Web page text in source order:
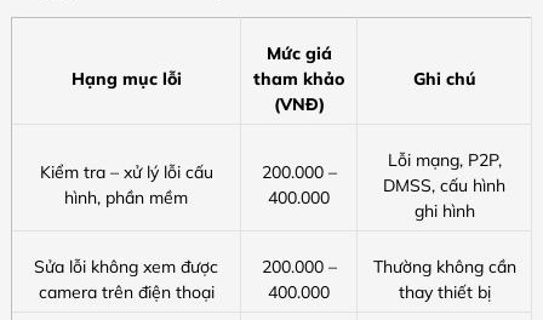
Hạng mục lỗi
Mức giá
tham khảo
(VNĐ)
Ghi chú
Kiểm tra – xử lý lỗi cấu
hình, phần mềm
200.000 –
400.000
Lỗi mạng, P2P,
DMSS, cấu hình
ghi hình
Sửa lỗi không xem được
camera trên điện thoại
200.000 –
400.000
Thường không cần
thay thiết bị